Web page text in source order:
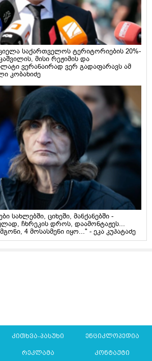
საქართველოს ტერიტორიების 20%-
მისი რეჟიმის და
ვერანაირად ვერ გადაფარავს ამ
კობახიძე
სახლებში, ციხეში, მანქანებში -
ჩხრეკის დროს, დაამონტაჟეს...
4 მოსასმენი იყო..." - ეკა კუპატაძე
კითხვა-პასუხი ენციკლოპედია
რეკლამა კონტაქტი